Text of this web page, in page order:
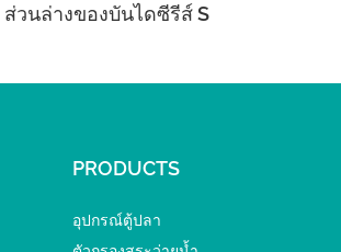
ส่วนล่างของบันไดซีรีส์ S
PRODUCTS
อุปกรณ์ตู้ปลา